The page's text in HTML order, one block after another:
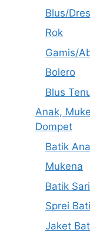
Blus/
Rok
Gamis/
Bolero
Blus
Anak,
Dompet
Batik
Mukena
Batik
Sprei
Jaket